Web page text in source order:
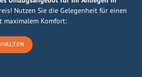
Nutzen Sie die Gelegenheit für einen
maximalem Komfort: